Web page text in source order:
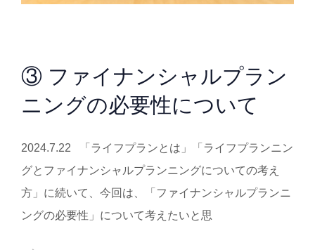
③ ファイナンシャルプラン
ニングの必要性について
2024.7.22 「ライフプランとは」「ライフプランニン
グとファイナンシャルプランニングについての考え
方」に続いて、今回は、「ファイナンシャルプランニ
ングの必要性」について考えたいと思